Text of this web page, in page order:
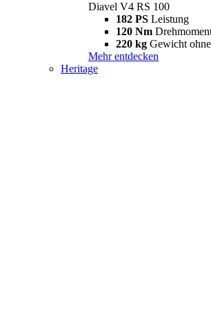
Diavel V4 RS 100
182 PS Leistung
120 Nm
220 kg Gewicht
Mehr entdecken
Heritage